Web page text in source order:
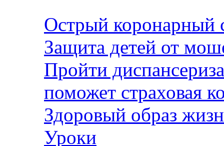
Острый коронарный
Защита детей от
Пройти
поможет страховая
Здоровый образ
Уроки